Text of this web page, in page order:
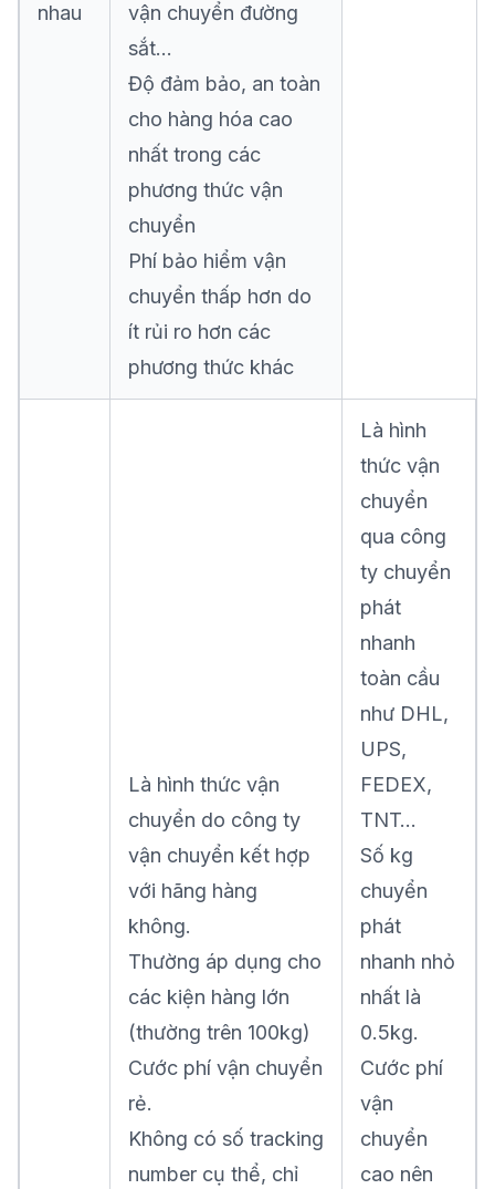
nhau
vận chuyển đường
sắt…
Độ đảm bảo, an toàn
cho hàng hóa cao
nhất trong các
phương thức vận
chuyển
Phí bảo hiểm vận
chuyển thấp hơn do
ít rủi ro hơn các
phương thức khác
Là hình thức vận
chuyển do công ty
vận chuyển kết hợp
với hãng hàng
không.
Thường áp dụng cho
các kiện hàng lớn
(thường trên 100kg)
Cước phí vận chuyển
rẻ.
Không có số tracking
number cụ thể, chỉ
Là hình
thức vận
chuyển
qua công
ty chuyển
phát
nhanh
toàn cầu
như DHL,
UPS,
FEDEX,
TNT…
Số kg
chuyển
phát
nhanh nhỏ
nhất là
0.5kg.
Cước phí
vận
chuyển
cao nên